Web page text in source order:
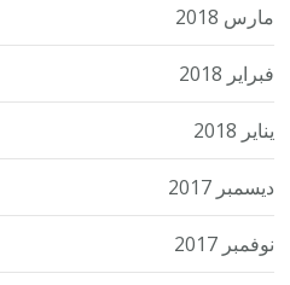
مارس 2018
فبراير 2018
يناير 2018
ديسمبر 2017
نوفمبر 2017